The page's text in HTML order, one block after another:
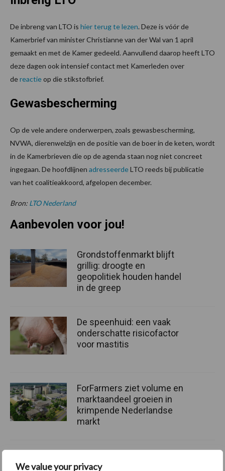
We value your privacy
De inbreng van LTO is hier terug te lezen. Deze is vóór de
Kamerbrief van minister Christianne van der Wal van 1 april
gemaakt en met de Kamer gedeeld. Aanvullend daarop heeft LTO
deze dagen ook intensief contact met Kamerleden over
dereactieop die stikstofbrief.
Gewasbescherming
Op de vele andere onderwerpen, zoals gewasbescherming,
NVWA, dierenwelzijn en de positie van de boer in de keten, wordt
in de Kamerbrieven die op de agenda staan nog niet concreet
ingegaan. De hoofdlijnen adresseerdeLTO reeds bij publicatie
van het coalitieakkoord, afgelopen december.
Bron: LTO Nederland
Aanbevolen voor jou!
Grondstoffenmarkt blijft
grillig: droogte en
geopolitiek houden handel
in de greep
De speenhuid: een vaak
onderschatte risicofactor
voor mastitis
ForFarmers ziet volume en
marktaandeel groeien in
krimpende Nederlandse
markt
Themapagina's